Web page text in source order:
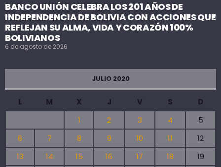
BANCO UNIÓN CELEBRA LOS 201 AÑOS DE
INDEPENDENCIA DE BOLIVIA CON ACCIONES QUE
REFLEJAN SU ALMA, VIDA Y CORAZÓN 100%
BOLIVIANOS
6 de agosto de 2026
JULIO 2020
L M X J V S
D
1
2 3 4
5
6
7 8 9 10 11
12
13
14 15 16 17 18 19